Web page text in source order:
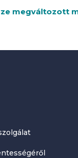
megváltozott